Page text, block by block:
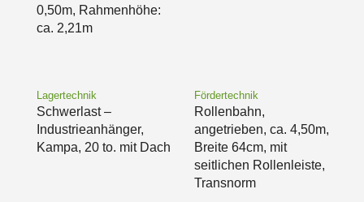
0,50m, Rahmenhöhe:
ca. 2,21m
Lagertechnik
Schwerlast –
Industrieanhänger,
Kampa, 20 to. mit Dach
Fördertechnik
Rollenbahn,
angetrieben, ca. 4,50m,
Breite 64cm, mit
seitlichen Rollenleiste,
Transnorm